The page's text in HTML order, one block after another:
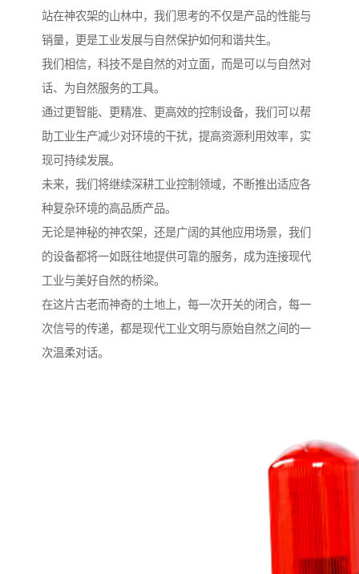
站在神农架的山林中，我们思考的不仅是产品的性能与
销量，更是工业发展与自然保护如何和谐共生。
我们相信，科技不是自然的对立面，而是可以与自然对
话、为自然服务的工具。
通过更智能、更精准、更高效的控制设备，我们可以帮
助工业生产减少对环境的干扰，提高资源利用效率，实
现可持续发展。
未来，我们将继续深耕工业控制领域，不断推出适应各
种复杂环境的高品质产品。
无论是神秘的神农架，还是广阔的其他应用场景，我们
的设备都将一如既往地提供可靠的服务，成为连接现代
工业与美好自然的桥梁。
在这片古老而神奇的土地上，每一次开关的闭合，每一
次信号的传递，都是现代工业文明与原始自然之间的一
次温柔对话。